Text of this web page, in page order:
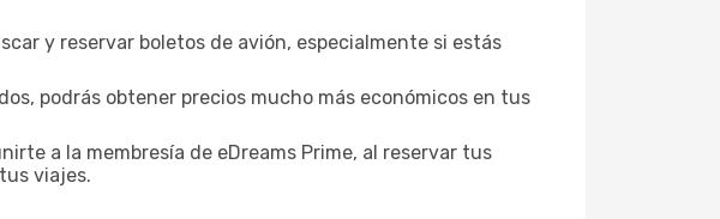
y reservar boletos de avión, especialmente si estás
podrás obtener precios mucho más económicos en tus
a la membresía de eDreams Prime, al reservar tus
viajes.